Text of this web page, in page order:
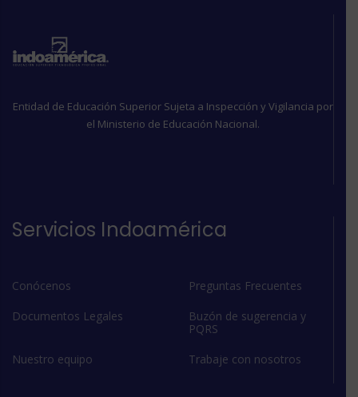
Entidad de Educación Superior Sujeta a Inspección y Vigilancia por
el Ministerio de Educación Nacional.
Servicios Indoamérica
Conócenos
Preguntas Frecuentes
Documentos Legales
Buzón de sugerencia y
PQRS
Nuestro equipo
Trabaje con nosotros